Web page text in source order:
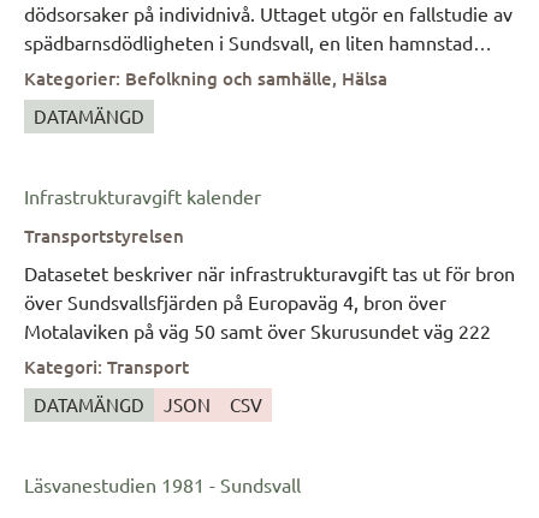
dödsorsaker på individnivå. Uttaget utgör en fallstudie av
spädbarnsdödligheten i Sundsvall, en liten hamnstad
längs Östersjökusten i norra Sverige. Den jämförande
studien har två syften. För det första att fastställa och
jämföra den dominerande dödsorsaken för spädbarn i
att testa användningen av ICD10h-kodningssystemet i
praktiken. Med hänsyn till båda syftena är det viktigt att
uppgifterna täcker olika geografiska platser och om
möjligt en liknande tidsperiod. Varje studie följer samma
forskningsfrågor och samma metodologiska ansats, och
använder en jämförbar tidsram från ca. mitten av
artonhundratalet till början av nittonhundratalet. Data för
Sundsvall hämtas från databasen POPUM som innehåller
data från kyrkoregister som husförhörslängder,
vigselböcker samt död- och begravningsböcker.
Kategorier: Befolkning och samhälle, Hälsa
DATAMÄNGD
Infrastrukturavgift kalender
Transportstyrelsen
Datasetet beskriver när infrastrukturavgift tas ut för bron
över Sundsvallsfjärden på Europaväg 4, bron över
Motalaviken på väg 50 samt över Skurusundet väg 222
Kategori: Transport
DATAMÄNGD JSON CSV
Läsvanestudien 1981 - Sundsvall